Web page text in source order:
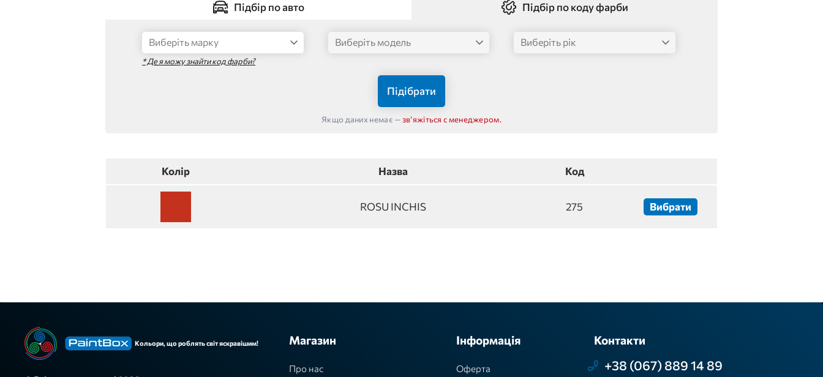
Підбір по авто Підбір по коду фарби
* Де я можу знайти код фарби?
Підібрати
Якщо даних немає —звʼяжіться с менеджером.
Колір Назва Код
ROSU INCHIS 275 Вибрати
Кольори, що роблять світ яскравішим! Магазин
Про нас
Інформація
Оферта
Контакти
+38 (067) 889 14 89